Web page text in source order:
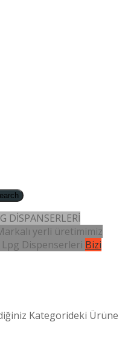
DİSPANSERLERİ
yerli üretimimiz
Lpg Dispenserleri Bizi
Kategorideki Ürüne